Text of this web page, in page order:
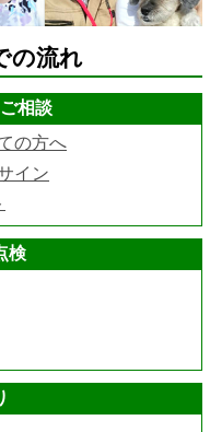
の流れ
相談
の方へ
イン
検